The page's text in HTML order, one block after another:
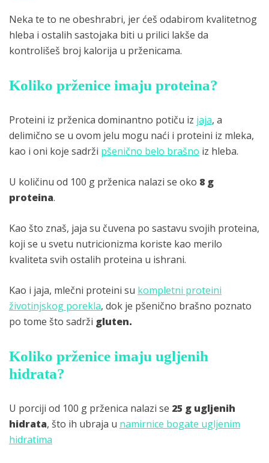
Neka te to ne obeshrabri, jer ćeš odabirom kvalitetnog
hleba i ostalih sastojaka biti u prilici lakše da
kontrolišeš broj kalorija u prženicama.
Koliko prženice imaju proteina?
Proteini iz prženica dominantno potiču iz jaja, a
delimično se u ovom jelu mogu naći i proteini iz mleka,
kao i oni koje sadrži pšenično belo brašno iz hleba.
U količinu od 100 g prženica nalazi se oko 8 g
proteina.
Kao što znaš, jaja su čuvena po sastavu svojih proteina,
koji se u svetu nutricionizma koriste kao merilo
kvaliteta svih ostalih proteina u ishrani.
Kao i jaja, mlečni proteini su kompletni proteini
životinjskog porekla, dok je pšenično brašno poznato
po tome što sadrži gluten.
Koliko prženice imaju ugljenih
hidrata?
U porciji od 100 g prženica nalazi se 25 g ugljenih
hidrata, što ih ubraja u namirnice bogate ugljenim
hidratima